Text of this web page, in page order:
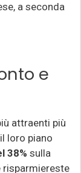
a seconda
e
attraenti più
loro piano
38% sulla
risparmiereste